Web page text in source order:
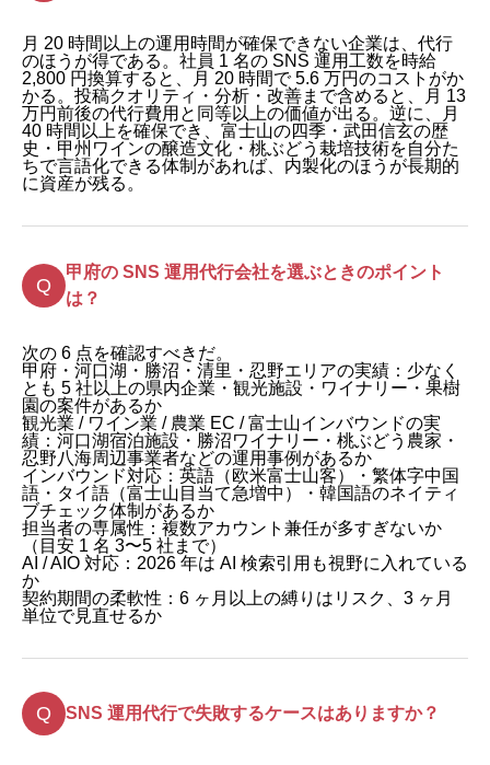
月 20 時間以上の運用時間が確保できない企業は、代行
のほうが得である。社員 1 名の SNS 運用工数を時給
2,800 円換算すると、月 20 時間で 5.6 万円のコストがか
かる。投稿クオリティ・分析・改善まで含めると、月 13
万円前後の代行費用と同等以上の価値が出る。逆に、月
40 時間以上を確保でき、富士山の四季・武田信玄の歴
史・甲州ワインの醸造文化・桃ぶどう栽培技術を自分た
ちで言語化できる体制があれば、内製化のほうが長期的
に資産が残る。
甲府の SNS 運用代行会社を選ぶときのポイント
は？
次の 6 点を確認すべきだ。
甲府・河口湖・勝沼・清里・忍野エリアの実績：少なく
とも 5 社以上の県内企業・観光施設・ワイナリー・果樹
園の案件があるか
観光業 / ワイン業 / 農業 EC / 富士山インバウンドの実
績：河口湖宿泊施設・勝沼ワイナリー・桃ぶどう農家・
忍野八海周辺事業者などの運用事例があるか
インバウンド対応：英語（欧米富士山客）・繁体字中国
語・タイ語（富士山目当て急増中）・韓国語のネイティ
ブチェック体制があるか
担当者の専属性：複数アカウント兼任が多すぎないか
（目安 1 名 3〜5 社まで）
AI / AIO 対応：2026 年は AI 検索引用も視野に入れている
か
契約期間の柔軟性：6 ヶ月以上の縛りはリスク、3 ヶ月
単位で見直せるか
SNS 運用代行で失敗するケースはありますか？